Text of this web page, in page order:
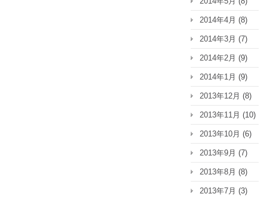
2014年4月 (8)
2014年3月 (7)
2014年2月 (9)
2014年1月 (9)
2013年12月 (8)
2013年11月 (10)
2013年10月 (6)
2013年9月 (7)
2013年8月 (8)
2013年7月 (3)